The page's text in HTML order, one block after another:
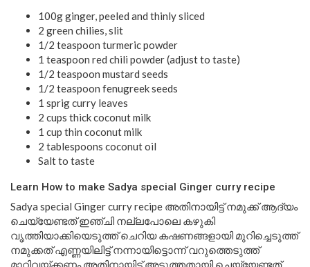
100g ginger, peeled and thinly sliced
2 green chilies, slit
1/2 teaspoon turmeric powder
1 teaspoon red chili powder (adjust to taste)
1/2 teaspoon mustard seeds
1/2 teaspoon fenugreek seeds
1 sprig curry leaves
2 cups thick coconut milk
1 cup thin coconut milk
2 tablespoons coconut oil
Salt to taste
Learn How to make Sadya special Ginger curry recipe
Sadya special Ginger curry recipe അതിനായിട്ട് നമുക്ക് ആദ്യം
ചെയ്യേണ്ടത് ഇഞ്ചി നല്ലപോലെ കഴുകി
വൃത്തിയാക്കിയെടുത്ത് ചെറിയ കഷണങ്ങളായി മുറിച്ചെടുത്ത്
നമുക്കത് എണ്ണയിലിട്ട് നന്നായിട്ടൊന്ന് വറുത്തെടുത്ത്
മാറ്റിവയ്ക്കണം അതിനായിട്ട് അടുത്തതായി ചെയ്യേണ്ടത്